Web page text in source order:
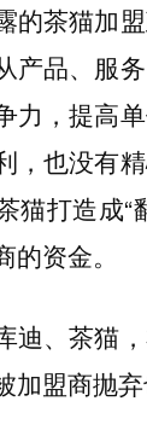
的茶猫加
产品、服
力，提高
，也没有
猫打造成“
资金。
迪、茶猫
加盟商抛弃